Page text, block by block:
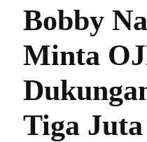
Bobby
Minta
Tiga